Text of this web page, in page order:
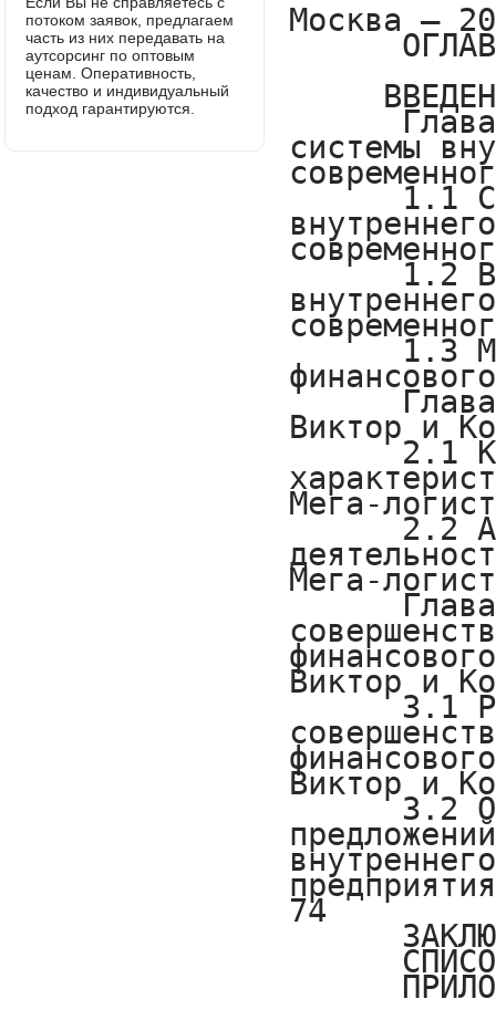
потоком заявок, предлагаем
часть из них передавать на
аутсорсинг по оптовым
ценам. Оперативность,
качество и индивидуальный
подход гарантируются.